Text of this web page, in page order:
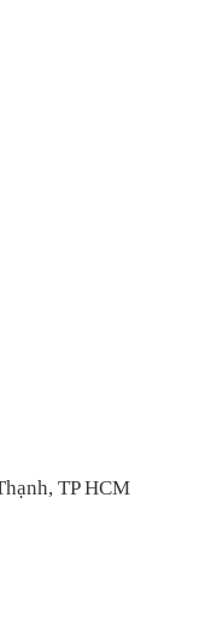
TP HCM